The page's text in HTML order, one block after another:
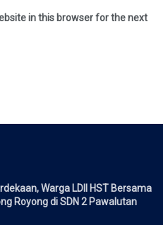
in this browser for the next
Warga LDII HST Bersama
Royong di SDN 2 Pawalutan